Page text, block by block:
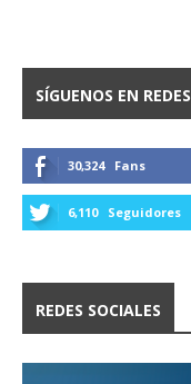
SÍGUENOS EN REDES
30,324 Fans
6,110 Seguidores
REDES SOCIALES